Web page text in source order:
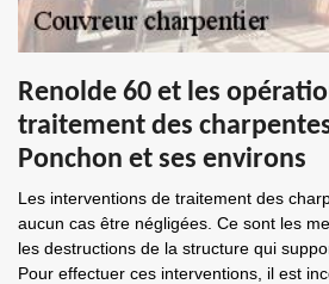
Renolde 60 et les
traitement des
Ponchon et ses environs
Les interventions de traitement des
aucun cas être négligées. Ce sont les
les destructions de la structure qui
Pour effectuer ces interventions, il est